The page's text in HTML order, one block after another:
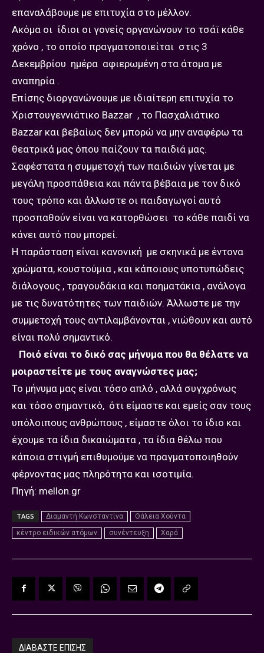
επαναλάβουμε με επιτυχία στο μέλλον.
Ακόμα οι ίδιοι οι γονείς οργανώνουν το τσάϊ κάθε
χρόνο , το οποίο πραγματοποιείται στις 3
Δεκεμβρίου ημέρα αφιερωμένη στα άτομα με
αναπηρία .
Επίσης διοργανώνουμε με ιδιαίτερη επιτυχία το
Χριστουγεννιάτικο Bazzar , το Πασχαλιάτικο
Bazzar και βεβαίως δεν μπορώ να μην αναφέρω τα
θεατρικά μας όπου παίζουν τα παιδιά μας.
Σαφέστατα η συμμετοχή των παιδιών γίνεται με
μεγάλη προσπάθεια και πάντα βέβαια με τον δικό
τους τρόπο και άλλωστε οι παιδαγωγοί αυτό
προσπαθούν είναι να κατορθώσει το κάθε παιδί να
κάνει αυτό που μπορεί.
Η παράσταση είναι κανονική με σκηνικά με έντονα
χρώματα, κουστούμια , και κάποιους υποτυπώδεις
διάλογους , τραγουδάκια και ποηματάκια , ανάλογα
με τις δυνατότητες των παιδιών. Άλλωστε με την
συμμετοχή τους αντιλαμβάνονται , νιώθουν και αυτό
είναι πολύ σημαντικό.
Ποιό είναι το δικό σας μήνυμα που θα θέλατε να
μοιραστείτε με τους αναγνώστες μας;
Το μήνυμα μας είναι τόσο απλό , αλλά συγχρόνως
και τόσο σημαντικό, ότι είμαστε και εμείς σαν τους
υπόλοιπους ανθρώπους , είμαστε όλοι το ίδιο και
έχουμε τα ίδια δικαιώματα , τα ίδια θέλω που
κάποια στιγμή επιθυμούμε να πραγματοποιηθούν
φέρνοντας μας πληρότητα και ισοτιμία.
Πηγή: mellon.gr
TAGS Διαμαντή Κωνσταντίνα
Θάλεια Χούντα
κέντρο ειδικών ατόμων
συνέντευξη Χαρά
ΔΙΑΒΑΣΤΕ ΕΠΙΣΗΣ